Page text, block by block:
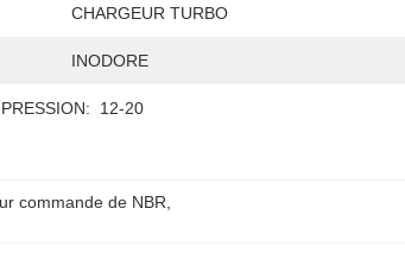
CHARGEUR TURBO
INODORE
12-20
commande de NBR